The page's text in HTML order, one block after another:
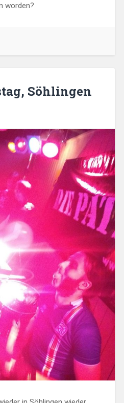
worden?
Söhlingen